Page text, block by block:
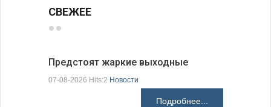
СВЕЖЕЕ
Предстоят жаркие выходные
07-08-2026 Hits:2 Новости
Подробнее...